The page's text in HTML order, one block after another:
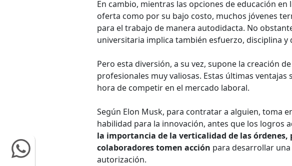
En cambio, mientras las opciones de educación
oferta como por su bajo costo, muchos jóvenes
para el trabajo de manera autodidacta. No
universitaria implica también esfuerzo, disciplina y
Pero esta diversión, a su vez, supone la creación
profesionales muy valiosas. Estas últimas ventajas
hora de competir en el mercado laboral.
Según Elon Musk, para contratar a alguien, toma
habilidad para la innovación, antes que los logros
la importancia de la verticalidad de las
colaboradores tomen acción para desarrollar
autorización.